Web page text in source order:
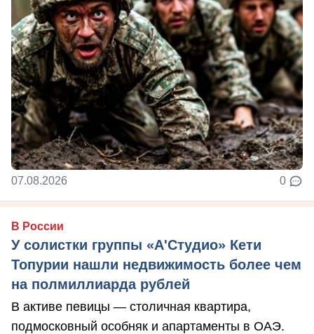
07.08.2026 0
В России
У солистки группы «А'Студио» Кети
Топурии нашли недвижимость более чем
на полмиллиарда рублей
В активе певицы — столичная квартира,
подмосковный особняк и апартаменты в ОАЭ.